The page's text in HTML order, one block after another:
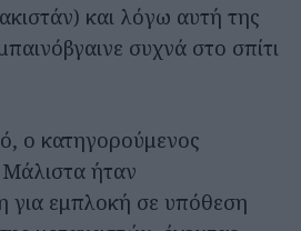
και λόγω αυτή της
συχνά στο σπίτι
ο κατηγορούμενος
ήταν
για εμπλοκή σε υπόθεση